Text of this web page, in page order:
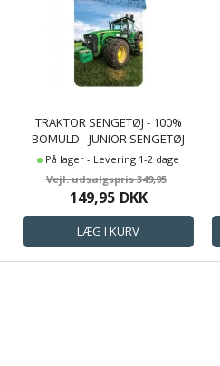
TRAKTOR SENGETØJ - 100%
BOMULD - JUNIOR SENGETØJ
100X140 CM - GRØN TRAKTOR
På lager - Levering 1-2 dage
349,95
149,95 DKK